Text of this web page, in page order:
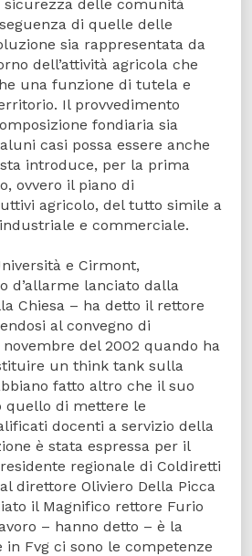
delle comunità
di quelle delle
sia rappresentata da
dell’attività agricola che
una funzione di tutela e
Il provvedimento
fondiaria sia
casi possa essere anche
introduce, per la prima
ovvero il piano di
agricolo, del tutto simile a
e commerciale.
e Cirmont,
d’allarme lanciato dalla
Chiesa – ha detto il rettore
al convegno di
novembre del 2002 quando ha
un think tank sulla
fatto altro che il suo
quello di mettere le
docenti a servizio della
è stata espressa per il
regionale di Coldiretti
direttore Oliviero Della Picca
il Magnifico rettore Furio
– hanno detto – è la
Fvg ci sono le competenze